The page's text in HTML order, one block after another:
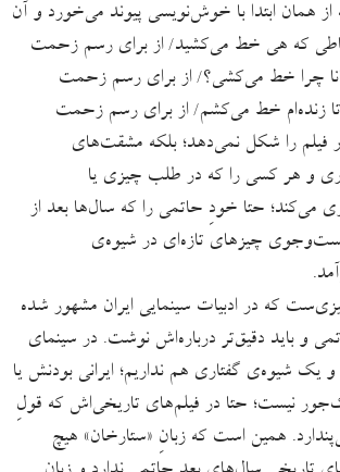
همان ابتدا با خوش‌نویسی پیوند می‌خورد و آن
که هی خط می‌کشید/ از برای رسم زحمت
چرا خط می‌کشی؟/ از برای رسم زحمت
زنده‌ام خط می‌کشم/ از برای رسم زحمت
فیلم را شکل نمی‌دهد؛ بلکه مشقت‌های
و هر کسی را که در طلب چیزی یا
می‌کند؛ حتا خودِ حاتمی را که سال‌ها بعد از
چیزهای تازه‌ای در شیوه‌ی
که در ادبیات سینمایی ایران مشهور شده
و باید دقیق‌تر درباره‌اش نوشت. در سینمای
و یک شیوه‌ی گفتاری هم نداریم؛ ایرانی بودنش یا
نیست؛ حتا در فیلم‌های تاریخی‌اش که قولِ
همین است که زبانِ «ستارخان» هیچ